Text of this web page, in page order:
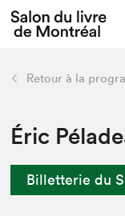
Tout sur
Actualités
Vidéos et
retour
Édition 2022
Liens pratiques
Retour à la
Éric
Billetterie du